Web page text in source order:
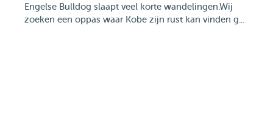
Engelse Bulldog slaapt veel korte wandelingen.Wij
zoeken een oppas waar Kobe zijn rust kan vinden g...